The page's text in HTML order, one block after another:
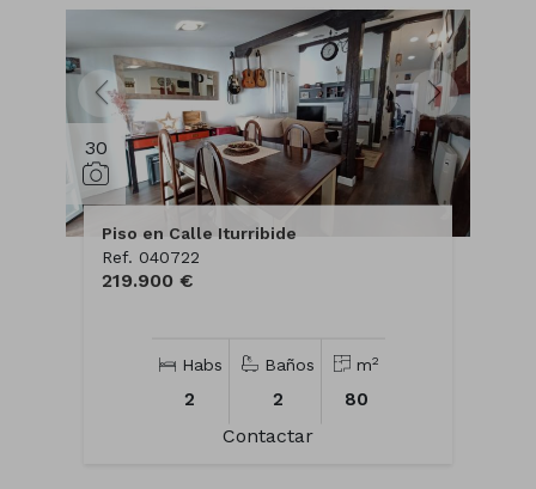
30
Piso en Calle Iturribide
Ref. 040722
219.900 €
Habs
2
Baños
2
m2
80
Contactar